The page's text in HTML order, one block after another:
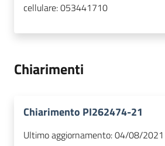
cellulare:053441710
Chiarimenti
Chiarimento PI262474-21
Ultimo aggiornamento:04/08/